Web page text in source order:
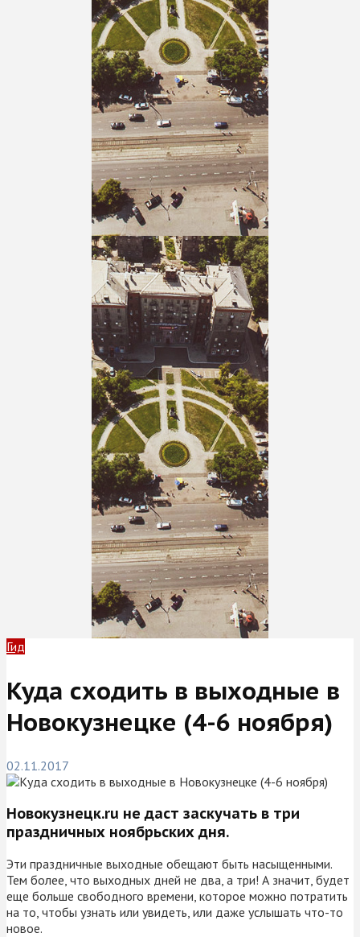
Гид
Куда сходить в выходные в
Новокузнецке (4-6 ноября)
02.11.2017
Новокузнецк.ru не даст заскучать в три
праздничных ноябрьских дня.
Эти праздничные выходные обещают быть насыщенными.
Тем более, что выходных дней не два, а три! А значит, будет
еще больше свободного времени, которое можно потратить
на то, чтобы узнать или увидеть, или даже услышать что-то
новое.